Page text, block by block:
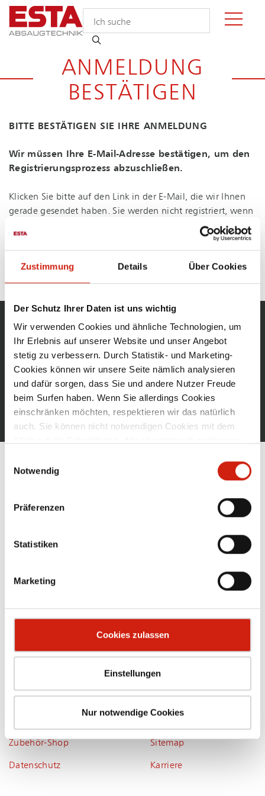
Zustimmung Details Über Cookies
Der Schutz Ihrer Daten ist uns wichtig
Wir verwenden Cookies und ähnliche Technologien, um
Ihr Erlebnis auf unserer Website und unser Angebot
stetig zu verbessern. Durch Statistik- und Marketing-
Cookies können wir unsere Seite nämlich analysieren
und dafür sorgen, dass Sie und andere Nutzer Freude
beim Surfen haben. Wenn Sie allerdings Cookies
einschränken möchten, respektieren wir das natürlich
auch. Sie können nicht notwendigen Cookies mit dem
alle Cookies auswählen.
Notwendig
Präferenzen
Statistiken
Marketing
Cookies zulassen
Einstellungen
Nur notwendige Cookies
ANMELDUNG
BESTÄTIGEN
BITTE BESTÄTIGEN SIE IHRE ANMELDUNG
Wir müssen Ihre E-Mail-Adresse bestätigen, um den
Re­gis­trie­rungs­pro­zess abzuschließen.
Klicken Sie bitte auf den Link in der E-Mail, die wir Ihnen
gerade gesendet haben. Sie werden nicht registriert, wenn
ESTA NEWSLETTER
AKTUELLE INFOS & EXKLUSIVE VORTEILE
ZUR ANMELDUNG
KONTAKT
Tel07307 804-0
89250 Senden
Kataloge
Zubehör-Shop
Datenschutz
Coo­kie-Er­klä­rung
Bar­rie­re­frei­heit
Sitemap
Karriere